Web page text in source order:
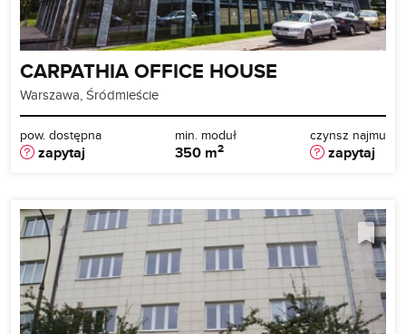
CARPATHIA OFFICE HOUSE
Warszawa, Śródmieście
pow. dostępna
zapytaj
min. moduł
350 m2
czynsz najmu
zapytaj